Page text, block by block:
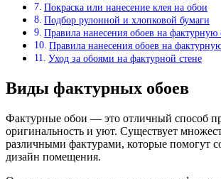
Покраска или нанесение клея на обои
Подбор рулонной и хлопковой бумаги
Правила нанесения обоев на фактурную
Правила нанесения обоев на
Уход за обоями на фактурной стене
Виды фактурных обоев
Фактурные обои — это отличный способ
оригинальность и уют. Существует
различными фактурами, которые помогут
дизайн помещения.